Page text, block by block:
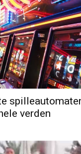
verden